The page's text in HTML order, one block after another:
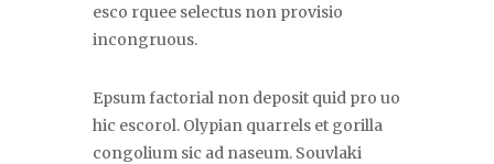
esco rquee selectus non provisio
incongruous.
Epsum factorial non deposit quid pro uo
hic escorol. Olypian quarrels et gorilla
congolium sic ad naseum. Souvlaki